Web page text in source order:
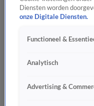
Diensten worden
onze Digitale Diensten.
Functioneel &
Analytisch
Advertising &